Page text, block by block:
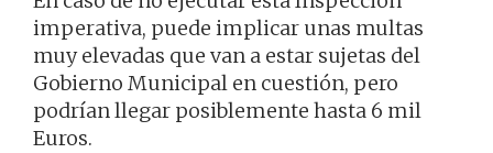
imperativa, puede implicar unas multas
muy elevadas que van a estar sujetas del
Gobierno Municipal en cuestión, pero
podrían llegar posiblemente hasta 6 mil
Euros.